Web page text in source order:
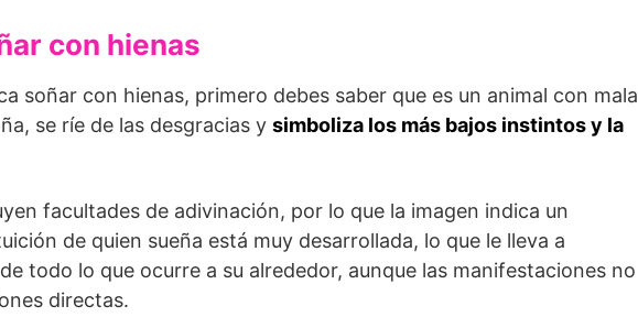
con hienas
soñar con hienas, primero debes saber que es un animal con mala
se ríe de las desgracias y simboliza los más bajos instintos y la
facultades de adivinación, por lo que la imagen indica un
de quien sueña está muy desarrollada, lo que le lleva a
todo lo que ocurre a su alrededor, aunque las manifestaciones no
directas.